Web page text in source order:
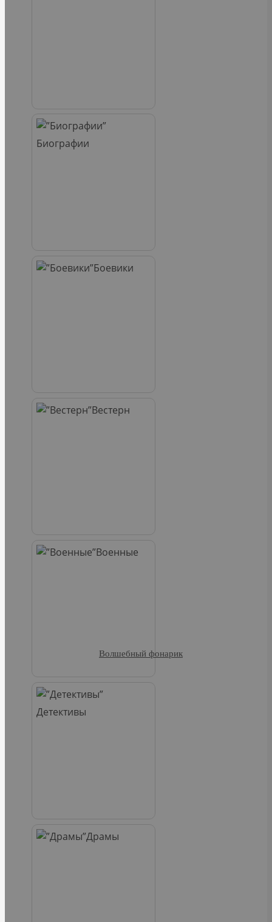
Биографии
Боевики
Вестерн
Военные
Детективы
Драмы
Волшебный фонарик